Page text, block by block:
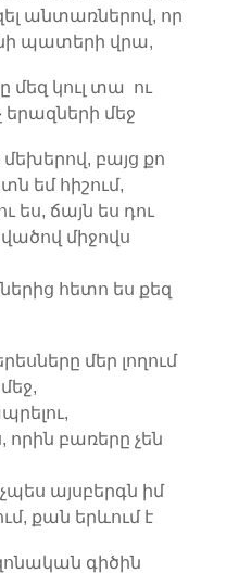
անտառներով, որ
պատերի վրա,
մեզ կուլ տա ու
մեջ
մեխերով, բայց քո
եմ հիշում,
ես, ճայն ես դու
միջովս
հետո ես քեզ
մեր լողում
որին բառերը չեն
այսբերգն իմ
քան երևում է
գիծին